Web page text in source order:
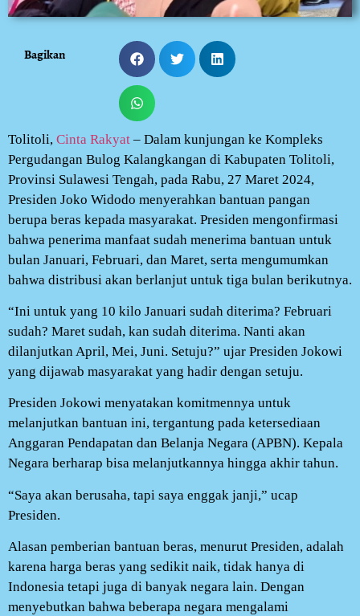
Bagikan
Tolitoli, Cinta Rakyat – Dalam kunjungan ke Kompleks
Pergudangan Bulog Kalangkangan di Kabupaten Tolitoli,
Provinsi Sulawesi Tengah, pada Rabu, 27 Maret 2024,
Presiden Joko Widodo menyerahkan bantuan pangan
berupa beras kepada masyarakat. Presiden mengonfirmasi
bahwa penerima manfaat sudah menerima bantuan untuk
bulan Januari, Februari, dan Maret, serta mengumumkan
bahwa distribusi akan berlanjut untuk tiga bulan berikutnya.
“Ini untuk yang 10 kilo Januari sudah diterima? Februari
sudah? Maret sudah, kan sudah diterima. Nanti akan
dilanjutkan April, Mei, Juni. Setuju?” ujar Presiden Jokowi
yang dijawab masyarakat yang hadir dengan setuju.
Presiden Jokowi menyatakan komitmennya untuk
melanjutkan bantuan ini, tergantung pada ketersediaan
Anggaran Pendapatan dan Belanja Negara (APBN). Kepala
Negara berharap bisa melanjutkannya hingga akhir tahun.
“Saya akan berusaha, tapi saya enggak janji,” ucap
Presiden.
Alasan pemberian bantuan beras, menurut Presiden, adalah
karena harga beras yang sedikit naik, tidak hanya di
Indonesia tetapi juga di banyak negara lain. Dengan
menyebutkan bahwa beberapa negara mengalami